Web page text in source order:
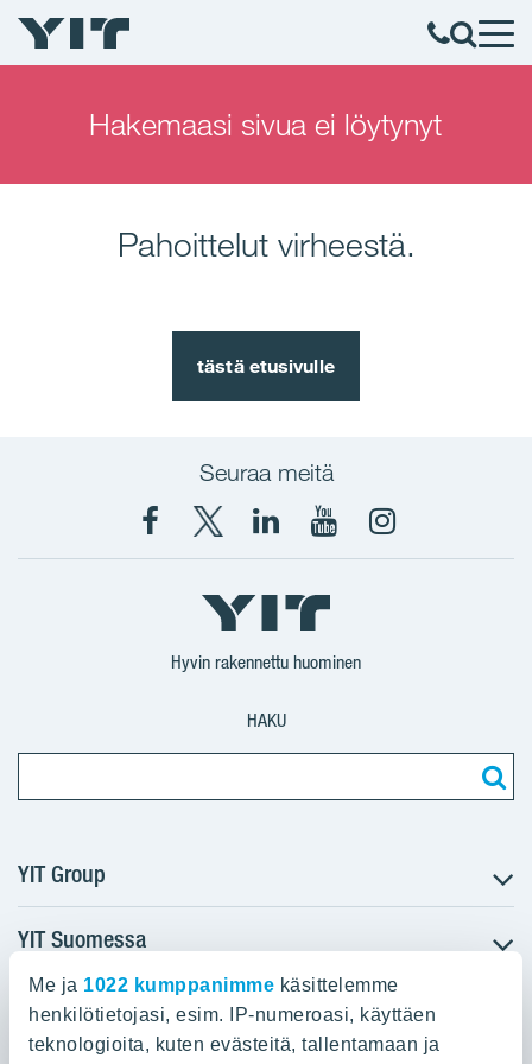
Me ja 1022 kumppanimme käsittelemme
henkilötietojasi, esim. IP-numeroasi, käyttäen
teknologioita, kuten evästeitä, tallentamaan ja
Hakemaasi sivua ei löytynyt
Pahoittelut virheestä.
tästä etusivulle
Seuraa meitä
Facebook
X
YIT
Suomi
YIT
Corporation
YIT
Corporation
Instagram
Hyvin rakennettu huominen
HAKU
YIT Group
Tietoa YIT:stä
Töihin meille
Sijoittajat
Projektit
YIT Suomessa
Myytävät asunnot
Vuokrattavat toimitilat
YIT:n pääkonttori
Panuntie 11, PL 36, 00620 Helsinki